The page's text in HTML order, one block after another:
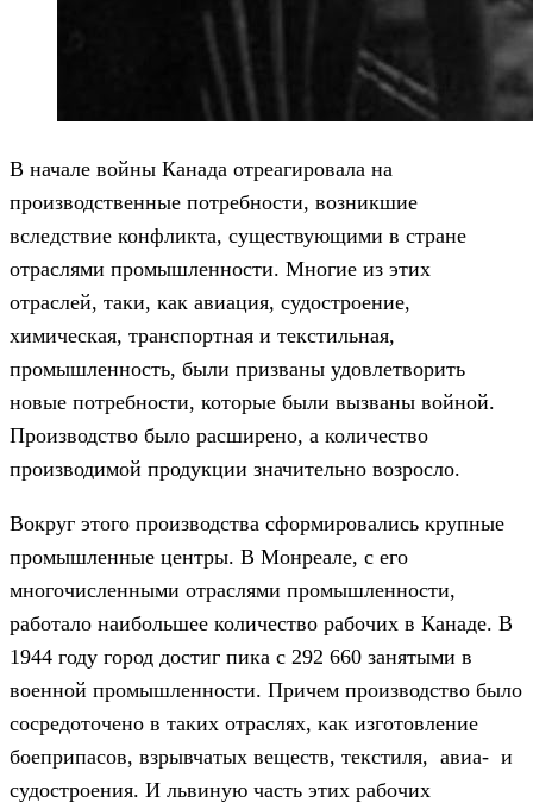
В начале войны Канада отреагировала на
производственные потребности, возникшие
вследствие конфликта, существующими в стране
отраслями промышленности. Многие из этих
отраслей, таки, как авиация, судостроение,
химическая, транспортная и текстильная,
промышленность, были призваны удовлетворить
новые потребности, которые были вызваны войной.
Производство было расширено, а количество
производимой продукции значительно возросло.
Вокруг этого производства сформировались крупные
промышленные центры. В Монреале, с его
многочисленными отраслями промышленности,
работало наибольшее количество рабочих в Канаде. В
1944 году город достиг пика с 292 660 занятыми в
военной промышленности. Причем производство было
сосредоточено в таких отраслях, как изготовление
боеприпасов, взрывчатых веществ, текстиля, авиа- и
судостроения. И львиную часть этих рабочих